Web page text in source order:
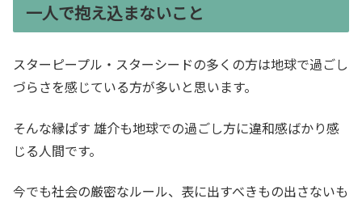
一人で抱え込まないこと
スターピープル・スターシードの多くの方は地球で過ごし
づらさを感じている方が多いと思います。
そんな縁ぱす 雄介も地球での過ごし方に違和感ばかり感
じる人間です。
今でも社会の厳密なルール、表に出すべきもの出さないも